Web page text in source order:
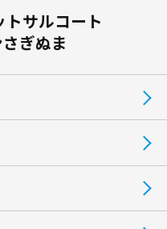
サルコート
ぎぬま